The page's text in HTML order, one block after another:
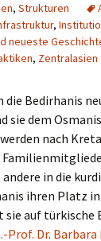
, Strukturen
,
neueste
, Zentralasien
die Bedirhanis
sie dem
nach
in die
ihren Platz
sie auf
Prof. Dr.